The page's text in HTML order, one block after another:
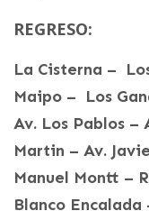
REGRESO:
La Cisterna –
Maipo – Los
Av. Los Pablos –
Martin – Av.
Manuel Montt –
Blanco